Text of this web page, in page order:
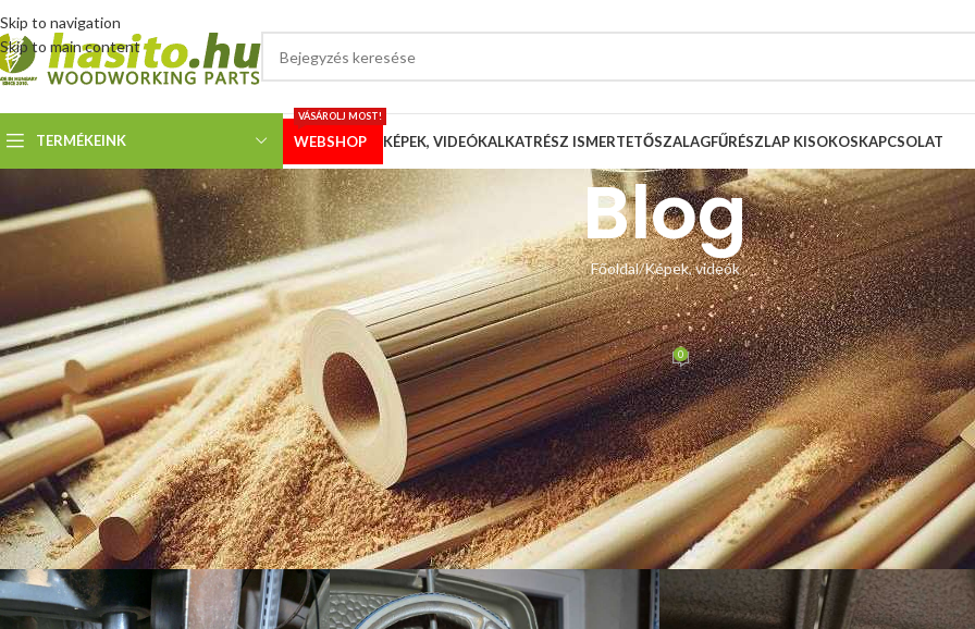
Skip to navigation
Skip to main content
TERMÉKEINK WEBSHOP
VÁSÁROLJ MOST!
KÉPEK, VIDEÓKALKATRÉSZ ISMERTETŐSZALAGFŰRÉSZLAP KISOKOSKAPCSOLAT
Blog
Főoldal Képek, videók
KÉPEK, VIDEÓK
Metabo 5378C szalagfűrész lapvezető csere
Megosztotta Hoffmann Zsolt Be november 12, 2024 0
Vásárlónk a Metabo 5378C típusú szalagfűrészén cserélte le a gyári lapvezetőket a mi 4×4-es lapvezetőinkre.
Vevőnk levele: Az alsó vezető beépítése mondhatni gyerekjáték volt. Az öntvénybe mindössze egy furatot kellett fúrni és a lapvezetőt egy
csavarral rögzíteni, kész! 🙂
A felső vezető beépítéséhez már kisebb átalakítások is szükségesek voltak, de semmi komoly. Lehet, hogy nem a legszebben sikerült, de a
vágásminőség szinteket javult.